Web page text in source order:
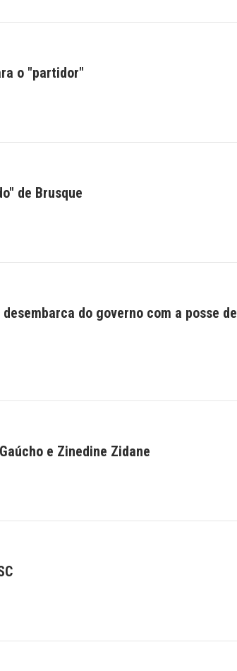
o "partidor"
de Brusque
do governo com a posse de
e Zinedine Zidane